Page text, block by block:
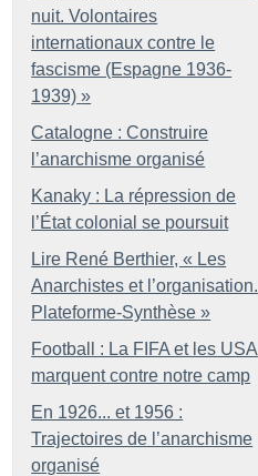
nuit. Volontaires
internationaux contre le
fascisme (Espagne 1936-
1939) »
Catalogne : Construire
l’anarchisme organisé
Kanaky : La répression de
l’État colonial se poursuit
Lire René Berthier, « Les
Anarchistes et l’organisation.
Plateforme-Synthèse »
Football : La FIFA et les USA
marquent contre notre camp
En 1926... et 1956 :
Trajectoires de l’anarchisme
organisé